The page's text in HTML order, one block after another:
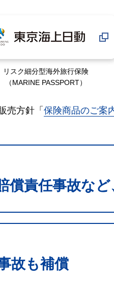
リスク細分型海外旅行保険
（MARINE PASSPORT）
売方針「 保険商品のご案
償責任事故な
故も補償